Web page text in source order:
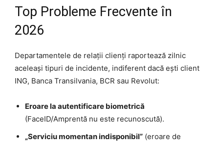
Top Probleme Frecvente în
2026
Departamentele de relații clienți raportează zilnic
aceleași tipuri de incidente, indiferent dacă ești client
ING, Banca Transilvania, BCR sau Revolut:
Eroare la autentificare biometrică
(FaceID/Amprentă nu este recunoscută).
„Serviciu momentan indisponibil” (eroare de